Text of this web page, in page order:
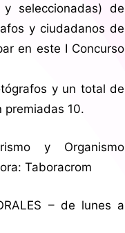
seleccionadas) de
y ciudadanos de
en este I Concurso
y un total de
10.
y Organismo
Taboracrom
– de lunes a